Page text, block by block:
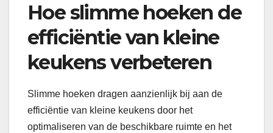
Hoe slimme hoeken de
efficiëntie van kleine
keukens verbeteren
Slimme hoeken dragen aanzienlijk bij aan de
efficiëntie van kleine keukens door het
optimaliseren van de beschikbare ruimte en het